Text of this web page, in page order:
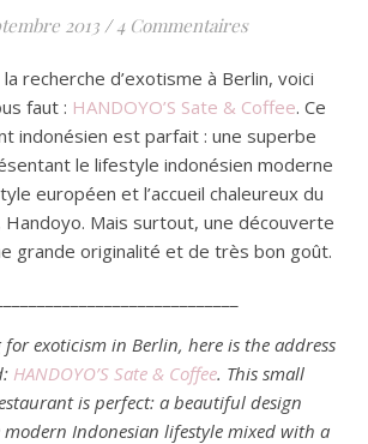
2013 / 4 Commentaires
faut : HANDOYO’S Sate & Coffee. Ce
indonésien est parfait : une superbe
le lifestyle indonésien moderne
européen et l’accueil chaleureux du
Mais surtout, une découverte
grande originalité et de très bon goût.
exoticism in Berlin, here is the address
HANDOYO’S Sate & Coffee. This small
is perfect: a beautiful design
Indonesian lifestyle mixed with a